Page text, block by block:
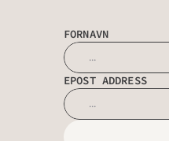
FORNAVN
EPOST ADDRESS